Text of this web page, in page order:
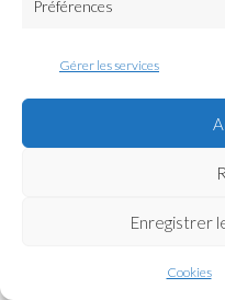
Préférences
Gérer les services
Enregistrer
Cookies